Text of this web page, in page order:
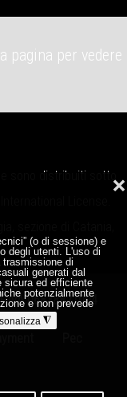
(o di sessione) e
degli utenti. L'uso di
di
generati dal
sicura ed efficiente
potenzialmente
e non prevede
◮
❌
pagina per vedere
sono distribuiti sotto
sezione di Catania,
P.IVA 06838821004